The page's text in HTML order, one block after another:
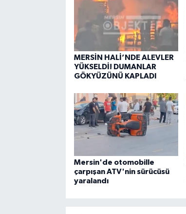
MERSİN HALİ’NDE ALEVLER
YÜKSELDİ! DUMANLAR
GÖKYÜZÜNÜ KAPLADI
Mersin'de otomobille
çarpışan ATV'nin sürücüsü
yaralandı